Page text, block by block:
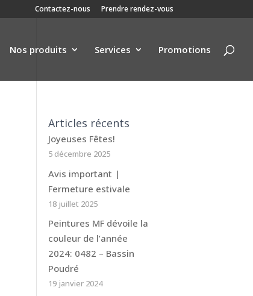
Contactez-nous Prendre rendez-vous
Nos produits Services Promotions
Articles récents
Joyeuses Fêtes!
5 décembre 2025
Avis important |
Fermeture estivale
18 juillet 2025
Peintures MF dévoile la
couleur de l’année
2024: 0482 – Bassin
Poudré
19 janvier 2024